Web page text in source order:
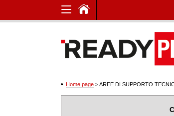
Home page > AREE DI SUPPORTO